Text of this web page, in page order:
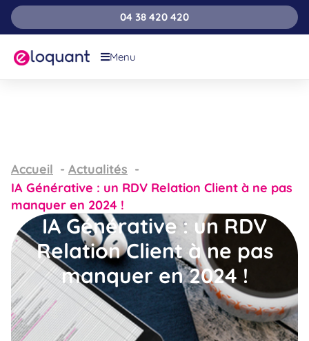
04 38 420 420
Menu
Accueil
Actualités
IA Générative : un RDV Relation Client à ne pas
manquer en 2024 !
IA Générative : un RDV
Relation Client à ne pas
manquer en 2024 !